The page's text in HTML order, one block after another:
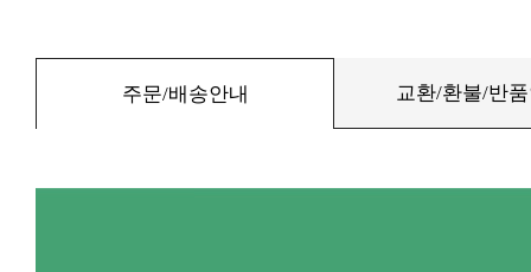
주문/배송안내 교환/환불/반